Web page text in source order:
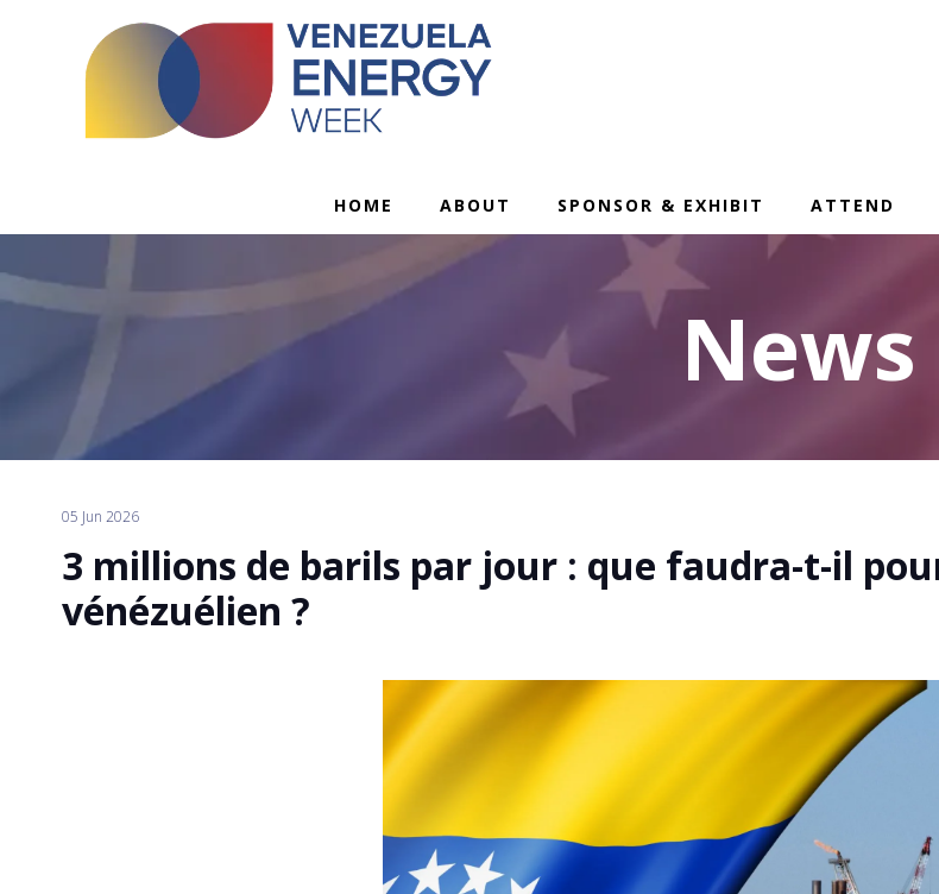
HOME ABOUT SPONSOR & EXHIBIT ATTEND
News
05 Jun 2026
3 millions de barils par jour : que faudra-t-il
vénézuélien ?